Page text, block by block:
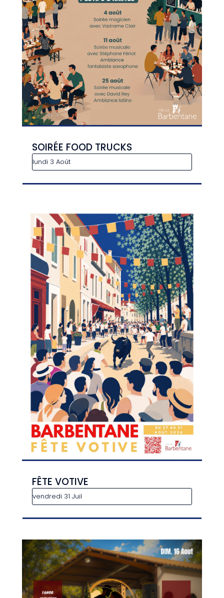
SOIRÉE FOOD TRUCKS
lundi 3 Août
FÊTE VOTIVE
vendredi 31 Juil